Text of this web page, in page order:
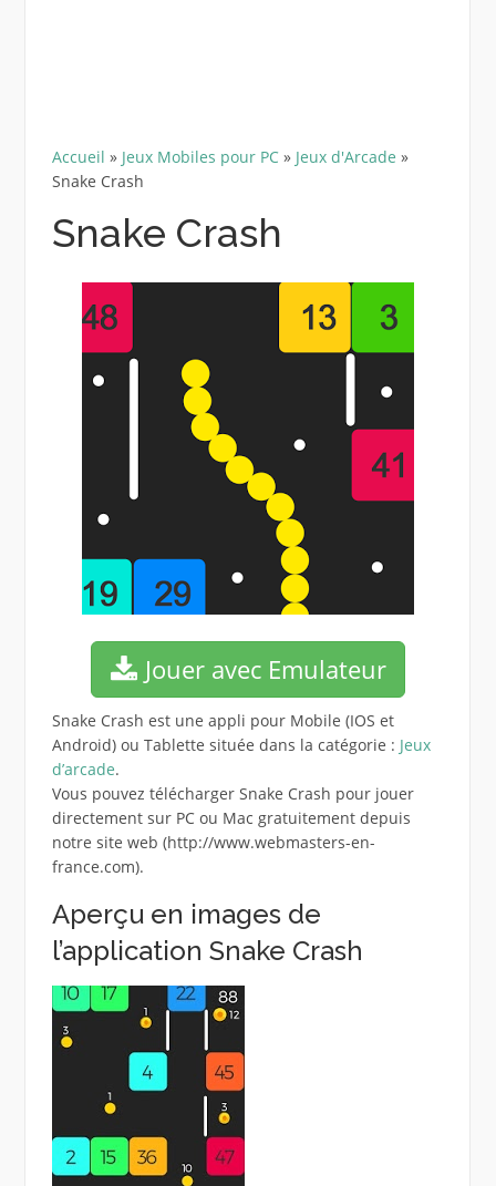
Accueil » Jeux Mobiles pour PC» Jeux d'Arcade »
Snake Crash
Snake Crash
Jouer avec Emulateur
Snake Crash est une appli pour Mobile (IOS et
Android) ou Tablette située dans la catégorie : Jeux
d’arcade.
Vous pouvez télécharger Snake Crash pour jouer
directement sur PC ou Mac gratuitement depuis
notre site web (http://www.webmasters-en-
france.com).
Aperçu en images de
l’application Snake Crash